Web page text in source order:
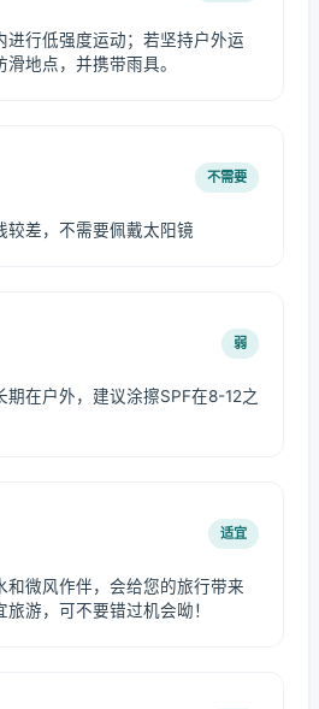
进行低强度运动；若坚持户外运
地点，并携带雨具。
不需要
较差，不需要佩戴太阳镜
弱
期在户外，建议涂擦SPF在8-12之
适宜
和微风作伴，会给您的旅行带来
游，可不要错过机会呦！